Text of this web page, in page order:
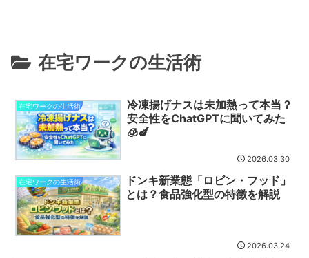
在宅ワークの生活術
在宅ワークの生活術
冷凍揚げナスは未加熱って本当？
安全性をChatGPTに聞いてみた
🧊🍆
2026.03.30
在宅ワークの生活術
ドンキ新業態「ロビン・フッド」
とは？食品強化型の特徴を解説
2026.03.24